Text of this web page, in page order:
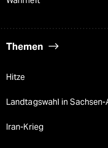
Themen
Hitze
Landtagswahl in
Iran-Krieg